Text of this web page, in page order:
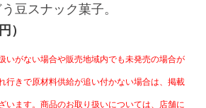
豆スナック菓子。
）
いがない場合や販売地域内でも未発売の場合が
行きで原材料供給が追い付かない場合は、掲載
います。商品のお取り扱いについては、店舗に